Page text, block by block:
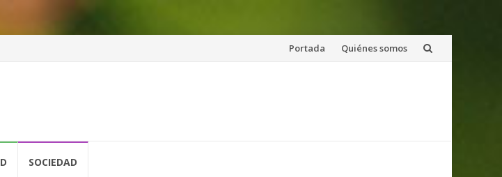
Saltar
Portada Quiénes somos
SOCIEDAD